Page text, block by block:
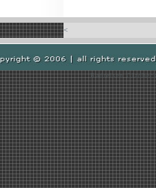
<
Radreisen